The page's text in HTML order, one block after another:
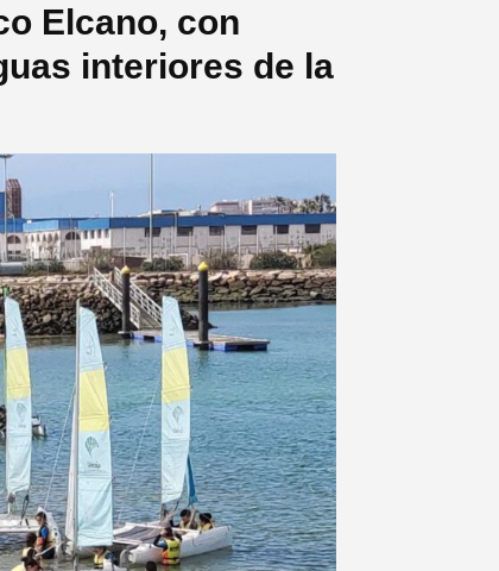
Elcano, con
interiores de la